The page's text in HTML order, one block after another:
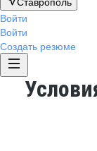
Войти
Войти
Создать резюме